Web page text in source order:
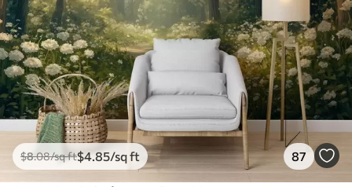
$8.08/sq ft$4.85/sq ft 87